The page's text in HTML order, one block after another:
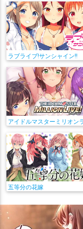
ラブライブ!サンシャイン!!
五等分の花嫁